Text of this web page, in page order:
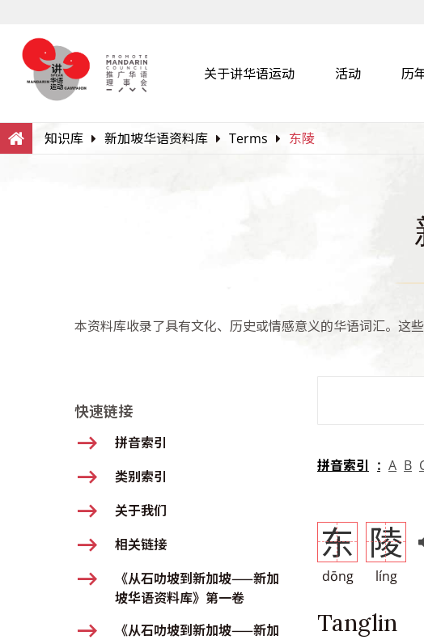
关于讲华语运动 活动 历
Search
知识库 新加坡华语资料库 Terms 东陵
本资料库收录了具有文化、历史或情感意义的华语词汇。这
快速链接
拼音索引
类别索引
关于我们
相关链接
《从石叻坡到新加坡——新加
坡华语资料库》第一卷
《从石叻坡到新加坡——新加
拼音索引 A B
东
dōng
陵
líng
Tanglin